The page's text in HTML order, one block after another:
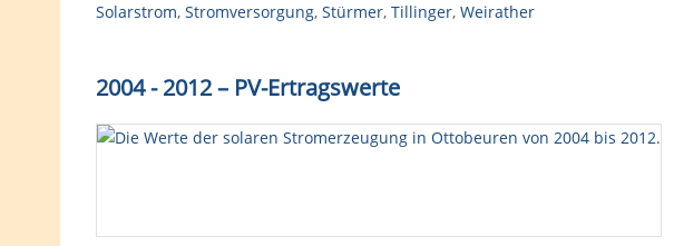
Solarstrom, Stromversorgung, Stürmer, Tillinger, Weirather
2004 - 2012 – PV-Ertragswerte